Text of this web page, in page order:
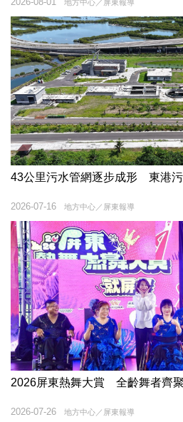
地方中心／屏東報導
43公里污水管網逐步成形 東港污
地方中心／屏東報導
2026-07-16
2026屏東熱舞大賞 全齡舞者齊
地方中心／屏東報導
2026-07-26